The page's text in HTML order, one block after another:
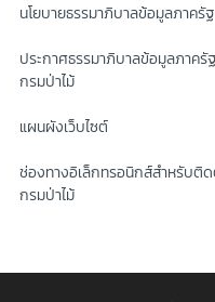
นโยบายธรรมาภิบาลข้อมูลภาครัฐ
ประกาศธรรมาภิบาลข้อมูลภาครัฐ
กรมป่าไม้
แผนผังเว็บไซต์
ช่องทางอิเล็กทรอนิกส์สำหรับติ
กรมป่าไม้